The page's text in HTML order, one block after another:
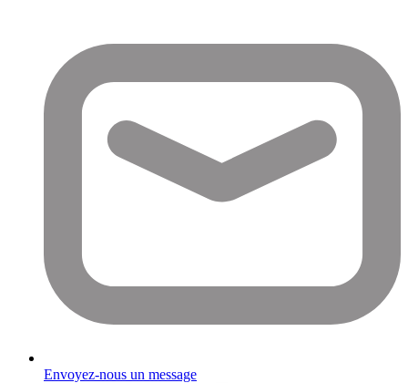
Envoyez-nous un message